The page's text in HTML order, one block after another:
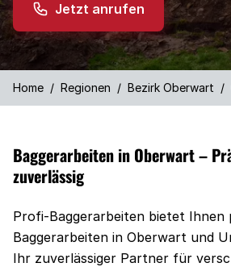
Jetzt anrufen
Home / Regionen / Bezirk Oberwart /
Baggerarbeiten in Oberwart –
zuverlässig
Profi-Baggerarbeiten bietet Ihnen
Baggerarbeiten in Oberwart und
Ihr zuverlässiger Partner für